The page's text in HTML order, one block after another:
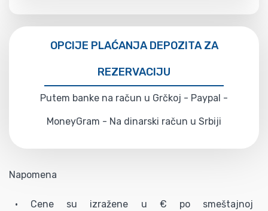
OPCIJE PLAĆANJA DEPOZITA ZA
REZERVACIJU
Putem banke na račun u Grčkoj - Paypal -
MoneyGram - Na dinarski račun u Srbiji
Napomena
• Cene su izražene u € po smeštajnoj